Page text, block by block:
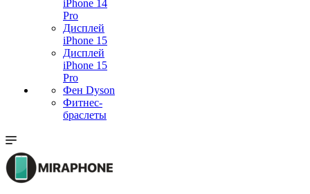
iPhone 14
Pro
Дисплей
iPhone 15
Дисплей
iPhone 15
Pro
Фен Dyson
Фитнес-
браслеты